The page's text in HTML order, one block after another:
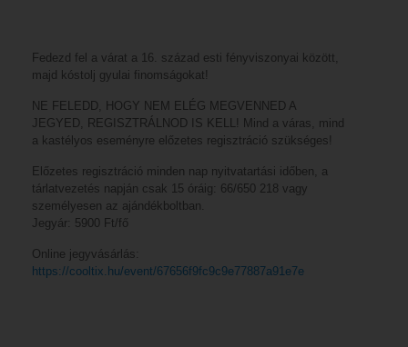
Fedezd fel a várat a 16. század esti fényviszonyai között,
majd kóstolj gyulai finomságokat!
NE FELEDD, HOGY NEM ELÉG MEGVENNED A
JEGYED, REGISZTRÁLNOD IS KELL! Mind a váras, mind
a kastélyos eseményre előzetes regisztráció szükséges!
Előzetes regisztráció minden nap nyitvatartási időben, a
tárlatvezetés napján csak 15 óráig: 66/650 218 vagy
személyesen az ajándékboltban.
Jegyár: 5900 Ft/fő
Online jegyvásárlás:
https://cooltix.hu/event/67656f9fc9c9e77887a91e7e